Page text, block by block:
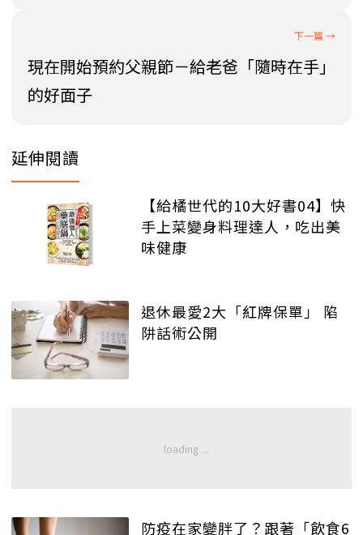
現在開始預約父親節－給老爸「隨時在手」
的好面子
延伸閱讀
【給橘世代的10大好書04】快
手上菜變身料理達人，吃出美
味健康
退休最愛2大「紅牌保單」 陷
阱話術公開
防疫在家變胖了？跟著「飲食6